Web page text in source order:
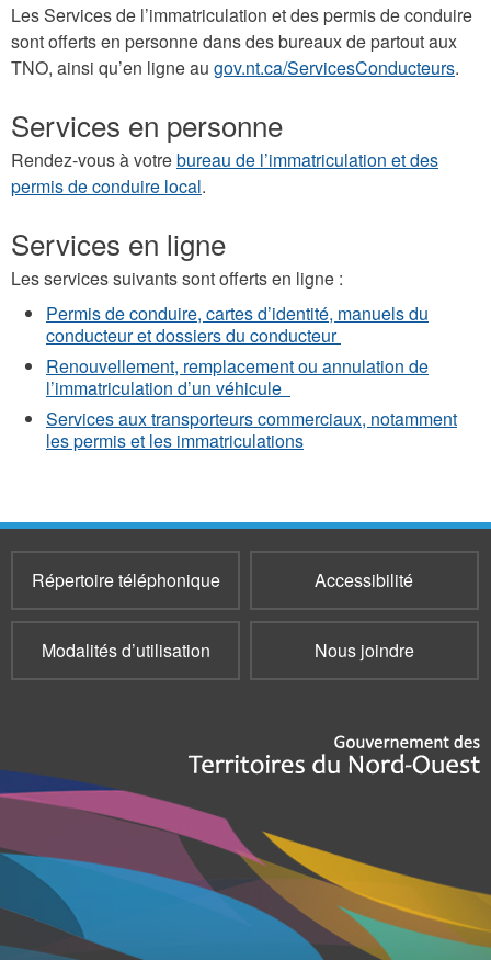
Les Services de l’immatriculation et des permis de conduire
sont offerts en personne dans des bureaux de partout aux
TNO, ainsi qu’en ligne au gov.nt.ca/ServicesConducteurs.
Services en personne
Rendez-vous à votrebureau de l’immatriculation et des
permis de conduire local.
Services en ligne
Les services suivants sont offerts en ligne :
Permis de conduire, cartes d’identité, manuels du
conducteur et dossiers du conducteur
Renouvellement, remplacement ou annulation de
l’immatriculation d’un véhicule
Services aux transporteurs commerciaux, notamment
les permis et les immatriculations
Répertoire téléphonique Accessibilité
Modalités d’utilisation Nous joindre